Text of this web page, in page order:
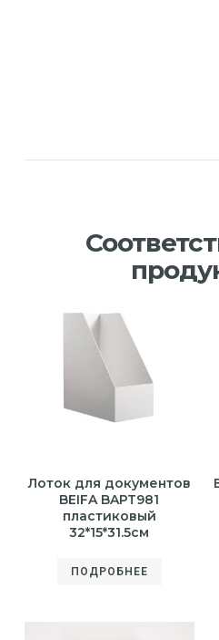
Лоток для документов
BEIFA BAPT981
пластиковый
32*15*31.5см
ПОДРОБНЕЕ